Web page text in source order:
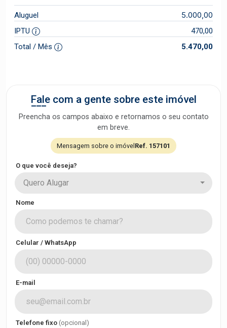
Aluguel 5.000,00
IPTU
470,00
Total / Mês
5.470,00
Fale com a gente sobre este imóvel
Preencha os campos abaixo e retornamos o seu contato
em breve.
Mensagem sobre o imóvel Ref. 157101
O que você deseja?
Quero Alugar
Nome
Celular / WhatsApp
E-mail
Telefone fixo (opcional)